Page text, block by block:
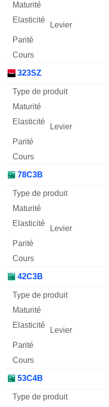
323SZ
78C3B
42C3B
53C4B